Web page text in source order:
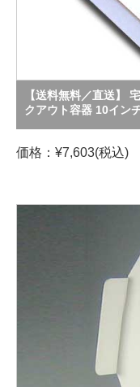
【送料無料／直送】
クアウト容器 10イン
価格：¥7,603(税込)